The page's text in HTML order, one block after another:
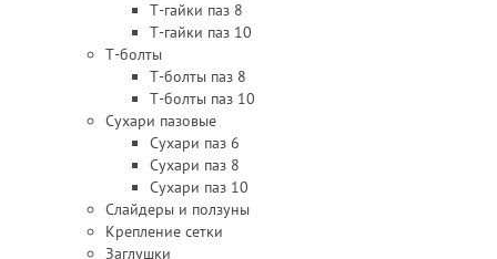
Т-гайки паз 8
Т-гайки паз 10
Т-болты
Т-болты паз 8
Т-болты паз 10
Сухари пазовые
Сухари паз 6
Сухари паз 8
Сухари паз 10
Слайдеры и ползуны
Крепление сетки
Заглушки